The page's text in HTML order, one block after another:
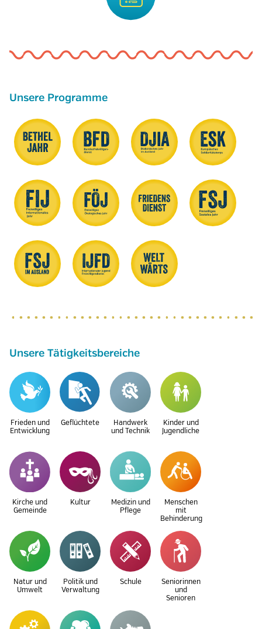
Unsere Programme
Unsere Tätigkeitsbereiche
Frieden und
Entwicklung
Geflüchtete
Handwerk
und Technik
Kinder und
Jugendliche
Kirche und
Gemeinde
Kultur
Medizin und
Pflege
Menschen
mit
Behinderung
Natur und
Umwelt
Politik und
Verwaltung
Schule
Seniorinnen
und
Senioren